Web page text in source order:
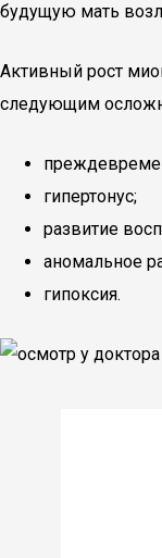
будущую мать
Активный рост
следующим
гипертонус;
развитие
аномальное
гипоксия.